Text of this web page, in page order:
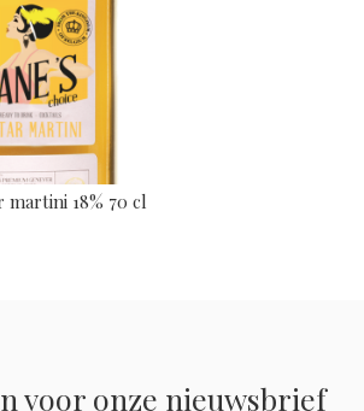
martini 18% 70 cl
voor onze nieuwsbrief